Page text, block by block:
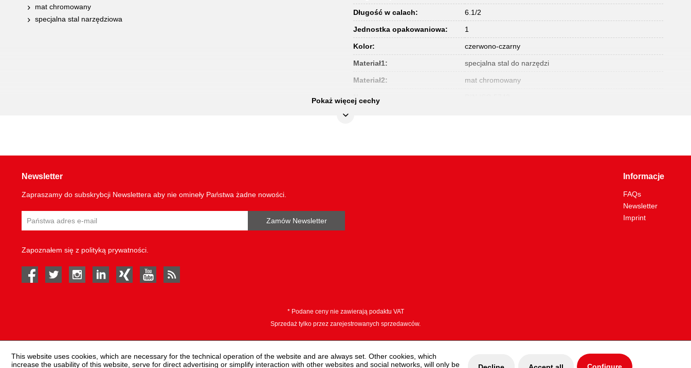
mat chromowany
specjalna stal narzędziowa
Długość w calach: 6.1/2
Jednostka opakowaniowa: 1
Kolor: czerwono-czarny
Materiał1: specjalna stal do narzędzi
Materiał2: mat chromowany
Norma:
Pokaż więcej cechy
Newsletter
Zapraszamy do subskrybcji Newslettera aby nie omineły Państwa żadne nowości.
Zamów Newsletter
Zapoznałem się z polityką prywatności
facebook twitter instagramlinked in Xing youtube
Informacje
FAQs
Newsletter
Imprint
* Podane ceny nie zawierają podaktu VAT
Sprzedaż tylko przez zarejestrowanych sprzedawców.
This website uses cookies, which are necessary for the technical operation of the website and are always set. Other cookies, which
increase the usability of this website, serve for direct advertising or simplify interaction with other websites and social networks, will only be